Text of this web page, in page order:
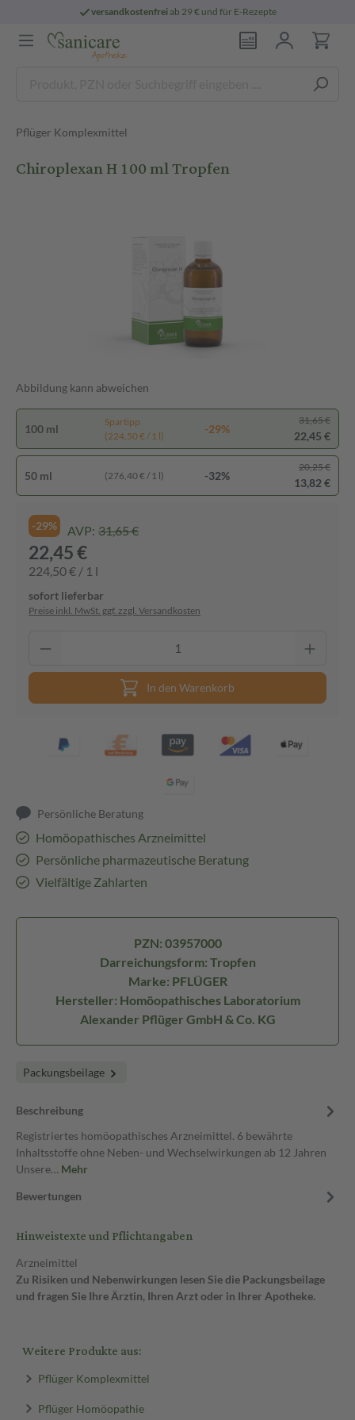
versandkostenfreiab 29 € und für E-Rezepte
Pflüger Komplexmittel
Chiroplexan H 100 ml Tropfen
Abbildung kann abweichen
100 ml
Spartipp
(224,50 € / 1 l)
-29%
31,65 €
22,45 €
50 ml (276,40 € / 1 l) -32%
20,25 €
13,82 €
-29% AVP: 31,65 €
22,45 €
224,50 € / 1 l
sofort lieferbar
Preise inkl. MwSt. ggf. zzgl. Versandkosten
In den Warenkorb
Persönliche Beratung
Homöopathisches Arzneimittel
Persönliche pharmazeutische Beratung
Vielfältige Zahlarten
PZN: 03957000
Darreichungsform: Tropfen
Marke: PFLÜGER
Hersteller: Homöopathisches Laboratorium
Alexander Pflüger GmbH & Co. KG
Packungsbeilage
Beschreibung
Registriertes homöopathisches Arzneimittel. 6 bewährte
Inhaltsstoffe ohne Neben- und Wechselwirkungen ab 12 Jahren
Unsere… Mehr
Bewertungen
Hinweistexte und Pflichtangaben
Arzneimittel
Zu Risiken und Nebenwirkungen lesen Sie die Packungsbeilage
und fragen Sie Ihre Ärztin, Ihren Arzt oder in Ihrer Apotheke.
Weitere Produkte aus:
Pflüger Komplexmittel
Pflüger Homöopathie